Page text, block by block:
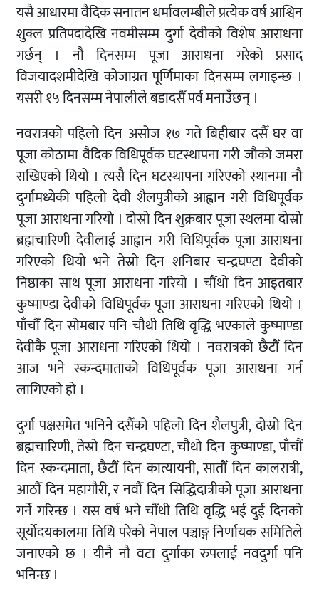
यसै आधारमा वैदिक सनातन धर्मावलम्बीले प्रत्येक वर्ष आश्विन
शुक्ल प्रतिपदादेखि नवमीसम्म दुर्गा देवीको विशेष आराधना
गर्छन् । नौ दिनसम्म पूजा आराधना गरेको प्रसाद
विजयादशमीदेखि कोजाग्रत पूर्णिमाका दिनसम्म लगाइन्छ ।
यसरी १५ दिनसम्म नेपालीले बडादसैँ पर्व मनाउँछन् ।
नवरात्रको पहिलो दिन असोज १७ गते बिहीबार दसैँ घर वा
पूजा कोठामा वैदिक विधिपूर्वक घटस्थापना गरी जौको जमरा
राखिएको थियो । त्यसै दिन घटस्थापना गरिएको स्थानमा नौ
दुर्गामध्येकी पहिलो देवी शैलपुत्रीको आह्वान गरी विधिपूर्वक
पूजा आराधना गरियो । दोस्रो दिन शुक्रबार पूजा स्थलमा दोस्रो
ब्रह्मचारिणी देवीलाई आह्वान गरी विधिपूर्वक पूजा आराधना
गरिएको थियो भने तेस्रो दिन शनिबार चन्द्रघण्टा देवीको
निष्ठाका साथ पूजा आराधना गरियो । चौँथो दिन आइतबार
कुष्माण्डा देवीको विधिपूर्वक पूजा आराधना गरिएको थियो ।
पाँचौँ दिन सोमबार पनि चौथी तिथि वृद्धि भएकाले कुष्माण्डा
देवीकै पूजा आराधना गरिएको थियो । नवरात्रको छैटौँ दिन
आज भने स्कन्दमाताको विधिपूर्वक पूजा आराधना गर्न
लागिएको हो ।
दुर्गा पक्षसमेत भनिने दसैँको पहिलो दिन शैलपुत्री, दोस्रो दिन
ब्रह्मचारिणी, तेस्रो दिन चन्द्रघण्टा, चौथो दिन कुष्माण्डा, पाँचौं
दिन स्कन्दमाता, छैटौँ दिन कात्यायनी, सातौँ दिन कालरात्री,
आठौँ दिन महागौरी, र नवौँ दिन सिद्धिदात्रीको पूजा आराधना
गर्ने गरिन्छ । यस वर्ष भने चौँथी तिथि वृद्धि भई दुई दिनको
सूर्योदयकालमा तिथि परेको नेपाल पञ्चाङ्ग निर्णायक समितिले
जनाएको छ । यीनै नौ वटा दुर्गाका रुपलाई नवदुर्गा पनि
भनिन्छ ।